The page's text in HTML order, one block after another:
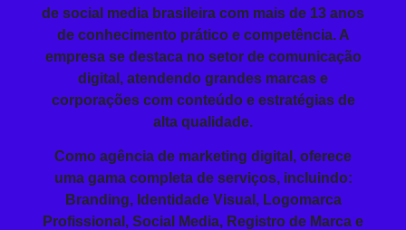
de social media brasileira com mais de 13 anos
de conhecimento prático e competência. A
empresa se destaca no setor de comunicação
digital, atendendo grandes marcas e
corporações com conteúdo e estratégias de
alta qualidade.
Como agência de marketing digital, oferece
uma gama completa de serviços, incluindo:
Branding, Identidade Visual, Logomarca
Profissional, Social Media, Registro de Marca e